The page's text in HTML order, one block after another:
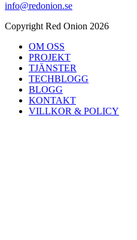
info@redonion.se
Copyright Red Onion 2026
OM OSS
PROJEKT
TJÄNSTER
TECHBLOGG
BLOGG
KONTAKT
VILLKOR & POLICY